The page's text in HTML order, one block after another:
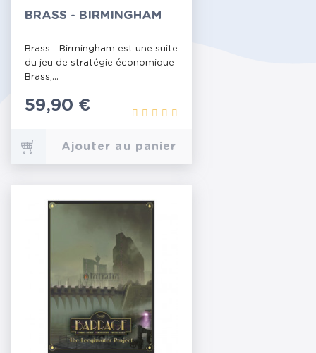
BRASS - BIRMINGHAM
Brass - Birmingham est une suite
du jeu de stratégie économique
Brass,...
Prix
59,90 €
Ajouter au panier